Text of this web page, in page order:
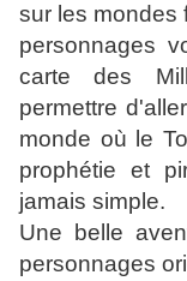
sur les mondes
personnages
carte des
permettre
monde où le
prophétie et
jamais simple.
Une belle
personnages